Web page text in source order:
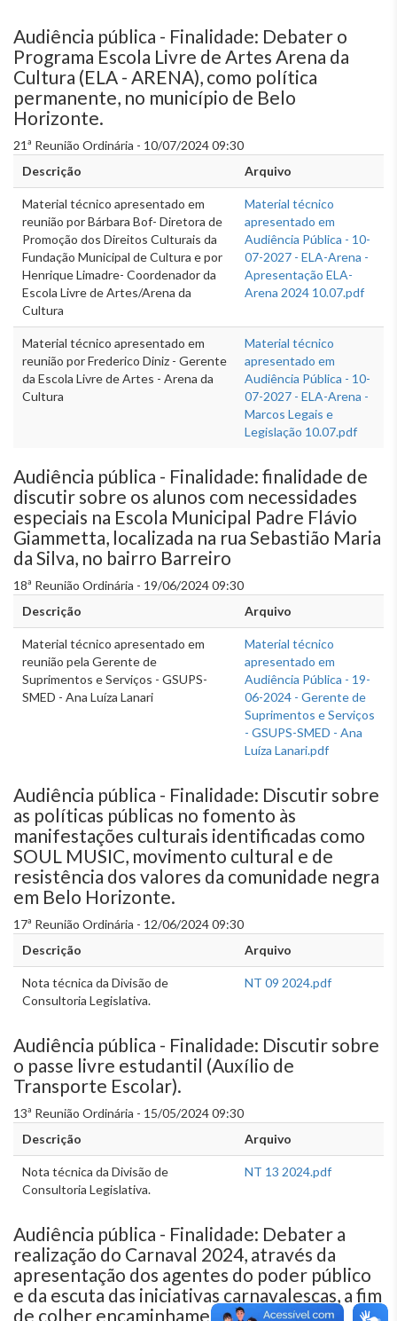
Audiência pública - Finalidade: Debater o
Programa Escola Livre de Artes Arena da
Cultura (ELA - ARENA), como política
permanente, no município de Belo
Horizonte.
21ª Reunião Ordinária - 10/07/2024 09:30
Descrição
Arquivo
Material técnico apresentado em
reunião por Bárbara Bof- Diretora de
Promoção dos Direitos Culturais da
Fundação Municipal de Cultura e por
Henrique Limadre- Coordenador da
Escola Livre de Artes/Arena da
Cultura
Material técnico
apresentado em
Audiência Pública - 10-
07-2027 - ELA-Arena -
Apresentação ELA-
Arena 2024 10.07.pdf
Material técnico apresentado em
reunião por Frederico Diniz - Gerente
da Escola Livre de Artes - Arena da
Cultura
Material técnico
apresentado em
Audiência Pública - 10-
07-2027 - ELA-Arena -
Marcos Legais e
Legislação 10.07.pdf
Audiência pública - Finalidade: finalidade de
discutir sobre os alunos com necessidades
especiais na Escola Municipal Padre Flávio
Giammetta, localizada na rua Sebastião Maria
da Silva, no bairro Barreiro
18ª Reunião Ordinária - 19/06/2024 09:30
Descrição
Arquivo
Material técnico apresentado em
reunião pela Gerente de
Suprimentos e Serviços - GSUPS-
SMED - Ana Luíza Lanari
Material técnico
apresentado em
Audiência Pública - 19-
06-2024 - Gerente de
Suprimentos e Serviços
- GSUPS-SMED - Ana
Luíza Lanari.pdf
Audiência pública - Finalidade: Discutir sobre
as políticas públicas no fomento às
manifestações culturais identificadas como
SOUL MUSIC, movimento cultural e de
resistência dos valores da comunidade negra
em Belo Horizonte.
17ª Reunião Ordinária - 12/06/2024 09:30
Descrição
Arquivo
Nota técnica da Divisão de
Consultoria Legislativa.
NT 09 2024.pdf
Audiência pública - Finalidade: Discutir sobre
o passe livre estudantil (Auxílio de
Transporte Escolar).
13ª Reunião Ordinária - 15/05/2024 09:30
Descrição
Arquivo
Nota técnica da Divisão de
Consultoria Legislativa.
NT 13 2024.pdf
Audiência pública - Finalidade: Debater a
realização do Carnaval 2024, através da
apresentação dos agentes do poder público
e da escuta das iniciativas carnavalescas, a fim
de colher encaminhamentos efetivos